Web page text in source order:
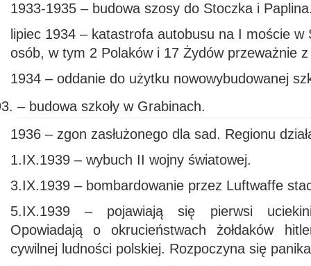
1933-1935 – budowa szosy do Stoczka i
lipiec 1934 – katastrofa autobusu na I moście w
osób, w tym 2 Polaków i 17 Żydów przeważnie
1934 – oddanie do użytku nowowybudowanej
– budowa szkoły w Grabinach.
1936 – zgon zasłużonego dla sad. Regionu
1.IX.1939 – wybuch II wojny światowej.
3.IX.1939 – bombardowanie przez Luftwaffe
5.IX.1939 – pojawiają się pierwsi
Opowiadają o okrucieństwach żołdaków
cywilnej ludności polskiej. Rozpoczyna się